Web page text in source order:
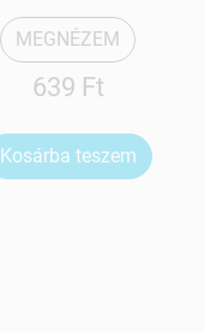
MEGNÉZEM
639 Ft
Kosárba teszem